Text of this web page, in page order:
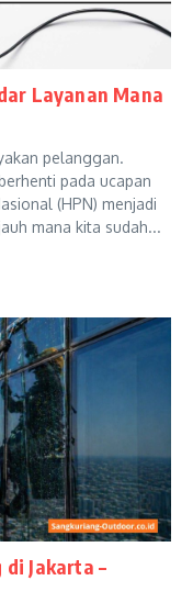
Layanan Mana
pelanggan.
pada ucapan
(HPN) menjadi
mana kita sudah...
di Jakarta –